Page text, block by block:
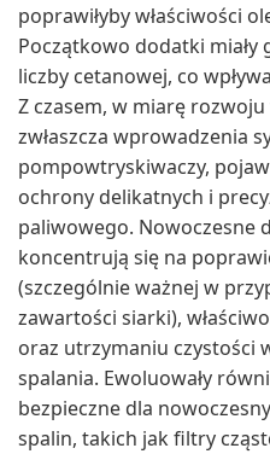
poprawiłyby właściwości
Początkowo dodatki miały
liczby cetanowej, co
Z czasem, w miarę
zwłaszcza wprowadzenia
pompowtryskiwaczy,
ochrony delikatnych i
paliwowego. Nowoczesne
koncentrują się na
(szczególnie ważnej w
zawartości siarki),
oraz utrzymaniu czystości
spalania. Ewoluowały
bezpieczne dla
spalin, takich jak filtry